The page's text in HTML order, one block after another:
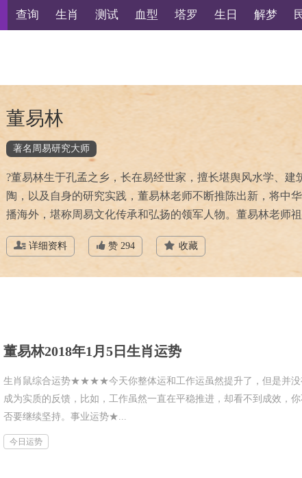
查询 生肖 测试 血型 塔罗 生日 解梦
董易林
著名周易研究大师
?董易林生于孔孟之乡，长在易经世家，擅长堪舆风水学、
陶，以及自身的研究实践，董易林老师不断推陈出新，将中
播海外，堪称周易文化传承和弘扬的领军人物。董易林老师
详细资料 赞 294 收藏
董易林2018年1月5日生肖运势
生肖鼠综合运势★★★★今天你整体运和工作运虽然提升了，但是并没
成为实质的反馈，比如，工作虽然一直在平稳推进，却看不到成效，
否要继续坚持。事业运势★...
今日运势